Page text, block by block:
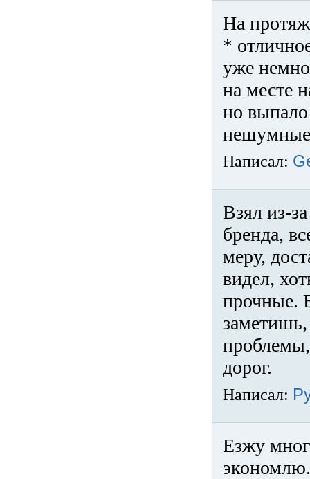
На
*
уже
на месте
но
нешумные
Написал:
Взял из-
бренда,
меру,
видел,
прочные.
проблемы,
дорог.
Написал:
Езжу